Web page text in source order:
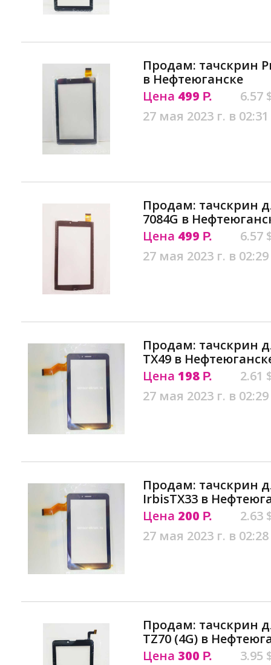
Продам: тачскрин
в Нефтеюганске
Цена 499 Р.
6.57
27 мая 2023 г. в 02:31
Продам: тачскрин
7084G в
Цена 499 Р.
6.57
27 мая 2023 г. в 02:29
Продам: тачскрин
ТX49 в
Цена 198 Р.
2.61
27 мая 2023 г. в 02:29
Продам: тачскрин
IrbisТX33 в
Цена 200 Р.
2.63
27 мая 2023 г. в 02:28
Продам: тачскрин
TZ70 (4G) в
Цена 300 Р.
3.95